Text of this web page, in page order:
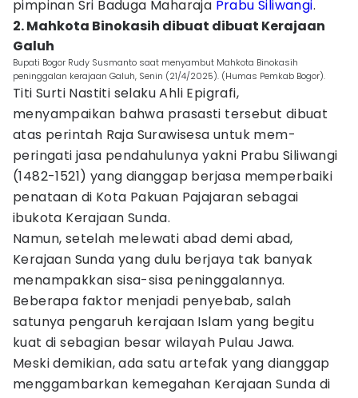
pimpinan Sri Baduga Maharaja Prabu Siliwangi.
2. Mahkota Binokasih dibuat dibuat Kerajaan
Galuh
Bupati Bogor Rudy Susmanto saat menyambut Mahkota Binokasih
peninggalan kerajaan Galuh, Senin (21/4/2025). (Humas Pemkab Bogor).
Titi Surti Nastiti selaku Ahli Epigrafi,
menyampaikan bahwa prasasti tersebut dibuat
atas perintah Raja Surawisesa untuk mem­
peringati jasa pendahu­lunya yakni Prabu Siliwangi
(1482-1521) yang dianggap berjasa memperbaiki
penataan di Kota Pakuan Pajajaran sebagai
ibukota Kerajaan Sunda.
Namun, setelah melewati abad demi abad,
Kerajaan Sunda yang dulu berjaya tak banyak
menampakkan sisa-sisa peninggalannya.
Beberapa faktor menjadi penyebab, salah
satunya pengaruh kerajaan Islam yang begitu
kuat di sebagian besar wilayah Pulau Jawa.
Meski demikian, ada satu artefak yang dianggap
menggambarkan kemegahan Kerajaan Sunda di